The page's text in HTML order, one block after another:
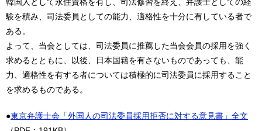
韓国人として永住資格を有し、司法修習を終え、弁護士としての経
験を積み、司法委員としての能力、適格性を十分に有している者で
ある。
よって、当会としては、司法委員に推薦した当会会員の採用を強く
求めるとともに、以後、日本国籍を有さないものであっても、能
力、適格性を有する者については積極的に司法委員に採用すること
を求めるものである。
●東京弁護士会「外国人の司法委員採用拒否に対する意見書」全文